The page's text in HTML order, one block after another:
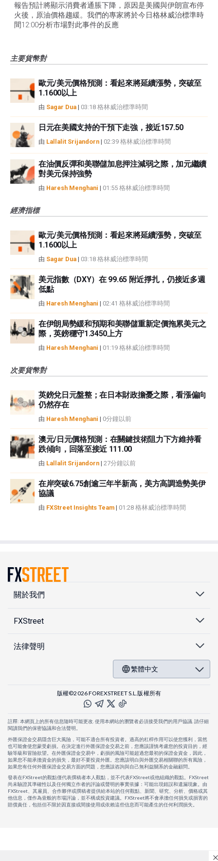
報告預計將顯示消費者通脹下降，原因是美國與伊朗宣布停
火後，原油價格趨緩。我們的專家將於今日格林威治標準時
間12:00分析市場對此事件的反應
主要貨幣對
歐元/美元價格預測：看起來將延續漲勢，突破至
1.1600以上
由 Sagar Dua | 03:18 格林威治標準時間
日元在美國支持的干預下走強，接近157.50
由 Lallalit Srijandorn | 02:39 格林威治標準時間
在油價反彈和美聯儲加息押注減弱之際，加元繼續
對美元保持強勢
由 Haresh Menghani | 01:55 格林威治標準時間
經濟指標
歐元/美元價格預測：看起來將延續漲勢，突破至
1.1600以上
由 Sagar Dua | 03:18 格林威治標準時間
美元指數（DXY）在 99.65 附近掙扎，仍接近多週
低點
由 Haresh Menghani | 02:41 格林威治標準時間
在伊朗局勢緩和預期和美聯儲重新定價拖累美元之
際，英鎊穩守1.3450上方
由 Haresh Menghani | 01:19 格林威治標準時間
次要貨幣對
英鎊兌日元盤整；在日本財政擔憂之際，看漲偏向
仍然存在
由 Haresh Menghani | 0分鐘以前
澳元/日元價格預測：在關鍵技術阻力下方維持看
跌傾向，回落至接近 111.00
由 Lallalit Srijandorn | 27分鐘以前
在岸突破6.75創逾三年半新高，美方高調造勢美伊
協議
由 FXStreet Insights Team | 01:28 格林威治標準時間
關於我們
FXStreet
法律聲明
繁體中文
版權©2026 FOREXSTREET S.L.版權所有
註釋: 本網頁上的所有信息隨時可能更改. 使用本網站的瀏覽者必須接受我們的用戶協議. 請仔細
閱讀我們的保密協議和合法聲明。
外匯保證金交易隱含巨大風險，可能不適合所有投資者。過高的杠桿作用可以使您獲利，當然
也可能會使您蒙受虧損。在決定進行外匯保證金交易之前，您應該謹慎考慮您的投資目的，經
驗等級和冒險欲望。在外匯保證金交易中，虧損的風險可能超過您最初的保證金資金，因此，
如果您不能承擔資金的損失，最好不要投資外匯。您應該明白與外匯交易相關聯的所有風險，
如果您有任何外匯保證金交易方面的問題，您應該咨詢與自己無利益關系的金融顧問。
發表在FXStreet的觀點僅代表撰稿者本人觀點，並不代表FXStreet或他組織的觀點。FXStreet
尚未驗證其準確性以及任何獨立作者的評論或聲明的事實依據：可能出現錯誤和遺漏現象。由
FXStreet、其雇員、合作夥伴或撰稿者提供給本站的任何觀點、新聞、研究、分析、價格或其
他信息，僅作為壹般的市場評論，並不構成投資建議。FXStreet將不會承擔任何損失或損害的
賠償責任，包括但不限於因直接或間接使用或依賴這些信息而可能產生的任何利潤損失。